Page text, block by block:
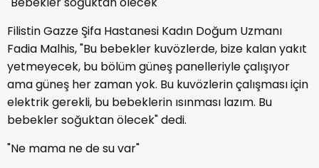
Filistin Gazze Şifa Hastanesi Kadın Doğum Uzmanı
Fadia Malhis, "Bu bebekler kuvözlerde, bize kalan yakıt
yetmeyecek, bu bölüm güneş panelleriyle çalışıyor
ama güneş her zaman yok. Bu kuvözlerin çalışması için
elektrik gerekli, bu bebeklerin ısınması lazım. Bu
bebekler soğuktan ölecek" dedi.
"Ne mama ne de su var"